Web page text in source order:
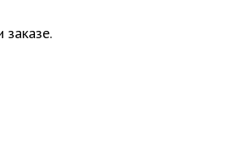
заказе.